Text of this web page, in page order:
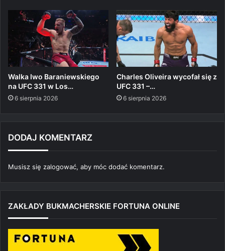
Walka Iwo Baraniewskiego
na UFC 331 w Los…
6 sierpnia 2026
Charles Oliveira wycofał się z
UFC 331 –…
6 sierpnia 2026
DODAJ KOMENTARZ
Musisz się zalogować, aby móc dodać komentarz.
ZAKŁADY BUKMACHERSKIE FORTUNA ONLINE